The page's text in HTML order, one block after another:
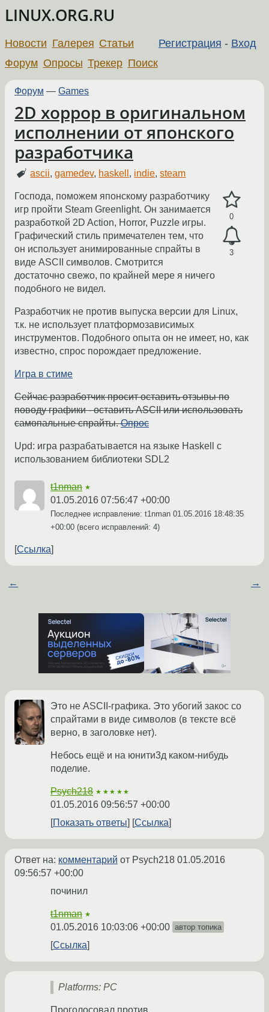
LINUX.ORG.RU
Регистрация - Вход
Новости Галерея Статьи
Форум Опросы Трекер Поиск
Форум — Games
2D хоррор в оригинальном
исполнении от японского
разработчика
ascii,gamedev, haskell , indie,steam
0
3
Господа, поможем японскому разработчику
игр пройти Steam Greenlight. Он занимается
разработкой 2D Action, Horror, Puzzle игры.
Графический стиль примечателен тем, что
он использует анимированные спрайты в
виде ASCII символов. Смотрится
достаточно свежо, по крайней мере я ничего
подобного не видел.
Разработчик не против выпуска версии для Linux,
т.к. не использует платформозависимых
инструментов. Подобного опыта он не имеет, но, как
известно, спрос порождает предложение.
Игра в стиме
Сейчас разработчик просит оставить отзывы по
поводу графики - оставить ASCII или использовать
самопальные спрайты.Опрос
Upd: игра разрабатывается на языке Haskell с
использованием библиотеки SDL2
t1nman ★
01.05.2016 07:56:47 +00:00
Последнее исправление: t1nman 01.05.2016 18:48:35
+00:00 (всего исправлений: 4)
Ссылка
← →
Это не ASCII-графика. Это убогий закос со
спрайтами в виде символов (в тексте всё
верно, в заголовке нет).
Небось ещё и на юнити3д каком-нибудь
поделие.
Psych218 ★★★★★
01.05.2016 09:56:57 +00:00
Показать ответы
Ссылка
Ответ на: комментарий от Psych218 01.05.2016
09:56:57 +00:00
починил
t1nman ★
01.05.2016 10:03:06 +00:00 автор топика
Ссылка
Platforms: PC